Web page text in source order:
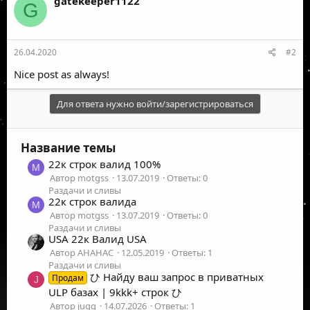
ц
и
и
:
G
26.04.2020 #2
Nice post as always!
Для ответа нужно войти/зарегистрироваться
Название темы
M 22к строк валид 100%
Автор motgss 13.07.2019
Ответы: 0
Раздачи и сливы
M 22к строк валида
Автор motgss 13.07.2019
Ответы: 0
Раздачи и сливы
USA 22к Валид USA
Автор AHAHAC 12.05.2019
Ответы: 1
Раздачи и сливы
J Продам
ひ Найду ваш запрос в приватных
ULP базах | 9kkk+ строк ひ
Автор jugg 14.07.2026 Ответы: 1